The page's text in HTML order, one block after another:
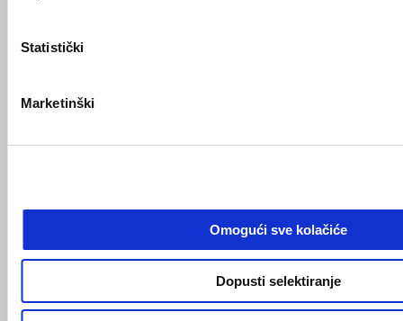
Statistički
Marketinški
Omogući sve kolačiće
Dopusti selektiranje
kupiti odvojeno.